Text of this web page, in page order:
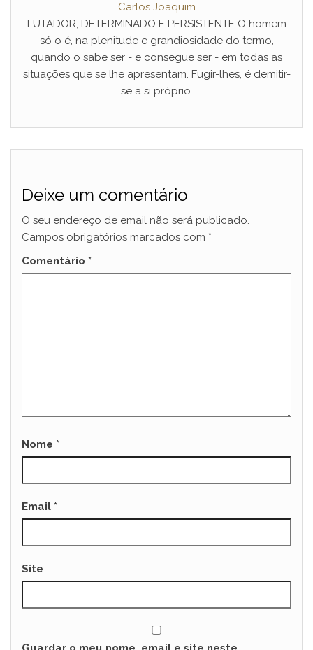
Carlos Joaquim
LUTADOR, DETERMINADO E PERSISTENTE O homem
só o é, na plenitude e grandiosidade do termo,
quando o sabe ser - e consegue ser - em todas as
situações que se lhe apresentam. Fugir-lhes, é demitir-
se a si próprio.
Deixe um comentário
O seu endereço de email não será publicado.
Campos obrigatórios marcados com *
Comentário *
Nome *
Email *
Site